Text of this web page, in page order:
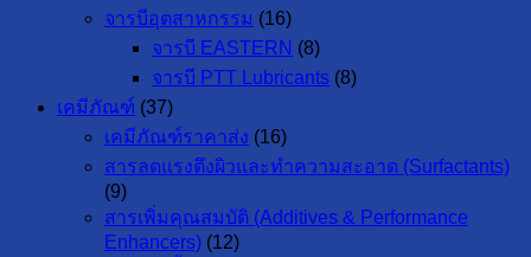
จารบีอุตสาหกรรม (16)
จารบี EASTERN (8)
จารบี PTT Lubricants (8)
เคมีภัณฑ์ (37)
เคมีภัณฑ์ราคาส่ง (16)
สารลดแรงตึงผิวและทำความสะอาด (Surfactants)
(9)
สารเพิ่มคุณสมบัติ (Additives & Performance
Enhancers) (12)